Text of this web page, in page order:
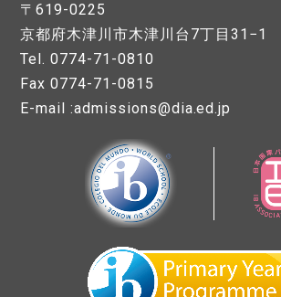
〒619-0225
京都府木津川市木津川台7丁目31−1
Tel. 0774-71-0810
Fax 0774-71-0815
E-mail :admissions@dia.ed.jp